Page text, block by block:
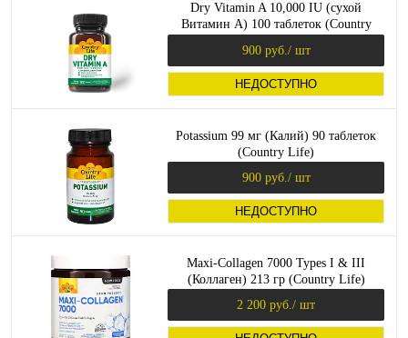
Dry Vitamin A 10,000 IU (сухой
Витамин А) 100 таблеток (Country
900 руб. / шт
НЕДОСТУПНО
Potassium 99 мг (Калий) 90 таблеток
(Country Life)
900 руб. / шт
НЕДОСТУПНО
Maxi-Collagen 7000 Types I & III
(Коллаген) 213 гр (Country Life)
2 200 руб. / шт